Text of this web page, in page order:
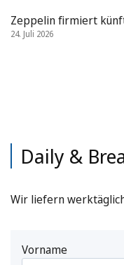
Zeppelin firmiert
24. Juli 2026
Daily &
Wir liefern
Vorname